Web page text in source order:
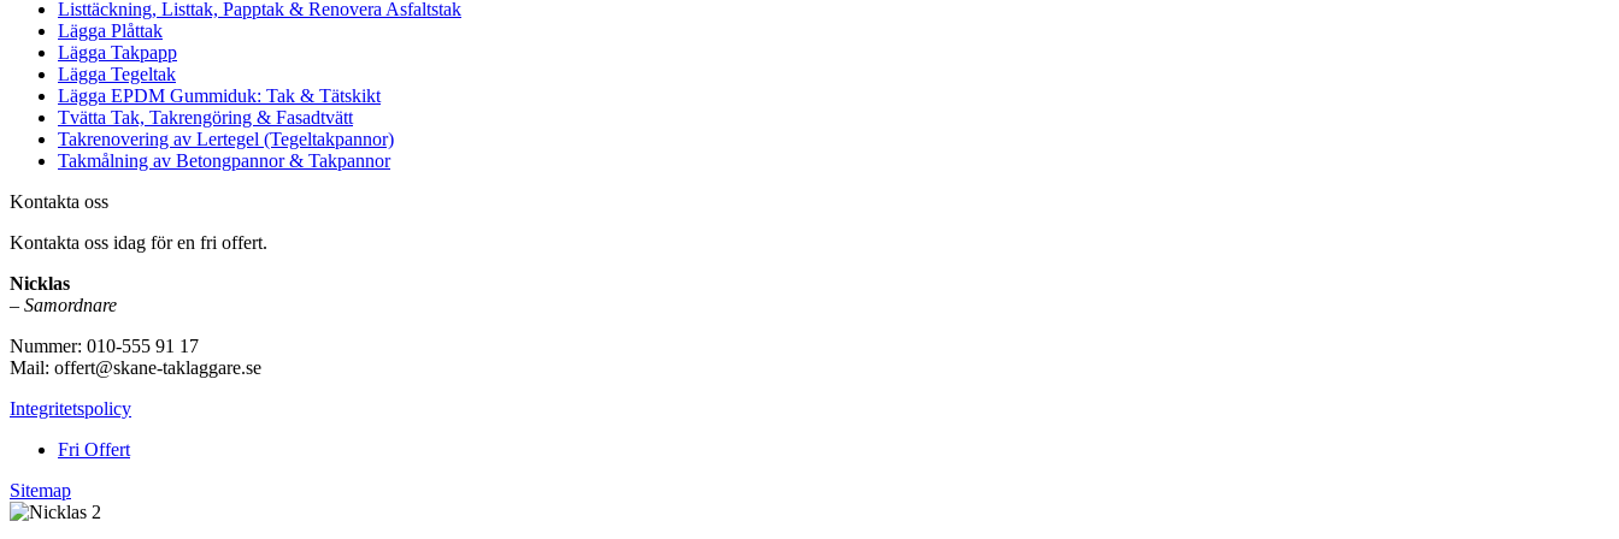
Listtäckning, Listtak, Papptak & Renovera Asfaltstak
Lägga Plåttak
Lägga Takpapp
Lägga Tegeltak
Lägga EPDM Gummiduk: Tak & Tätskikt
Tvätta Tak, Takrengöring & Fasadtvätt
Takrenovering av Lertegel (Tegeltakpannor)
Takmålning av Betongpannor & Takpannor
Kontakta oss
Kontakta oss idag för en fri offert.
Nicklas
– Samordnare
Nummer: 010-555 91 17
Mail: offert@skane-taklaggare.se
Integritetspolicy
Fri Offert
Sitemap